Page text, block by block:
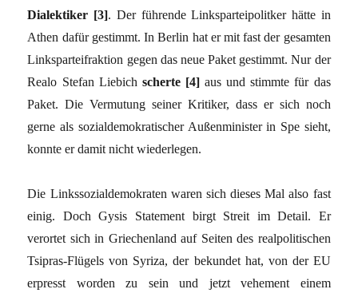
Dialektiker [3]. Der führende Linksparteipolitker hätte in
Athen dafür gestimmt. In Berlin hat er mit fast der gesamten
Linksparteifraktion gegen das neue Paket gestimmt. Nur der
Realo Stefan Liebich scherte [4]aus und stimmte für das
Paket. Die Vermutung seiner Kritiker, dass er sich noch
gerne als sozialdemokratischer Außenminister in Spe sieht,
konnte er damit nicht wiederlegen.
Die Linkssozialdemokraten waren sich dieses Mal also fast
einig. Doch Gysis Statement birgt Streit im Detail. Er
verortet sich in Griechenland auf Seiten des realpolitischen
Tsipras-Flügels von Syriza, der bekundet hat, von der EU
erpresst worden zu sein und jetzt vehement einem